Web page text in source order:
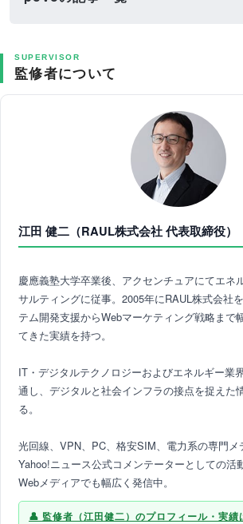
SUPERVISOR
監修者について
江田 健二（RAUL株式会社 代表取締役）
慶應義塾大学卒業後、アクセンチュアにてエネ
サルティングに従事。2005年にRAUL株式会社
テム開発支援からWebマーケティング戦略まで
てきた実績を持つ。
IT・デジタルテクノロジーおよびエネルギー業
通し、デジタルと社会インフラの接点を捉えた
る。
光回線、VPN、PC、格安SIM、電力系の専門メ
Yahoo!ニュース公式コメンテーターとしての活
Webメディアでも幅広く発信中。
監修者（江田健二）のプロフィール・実績